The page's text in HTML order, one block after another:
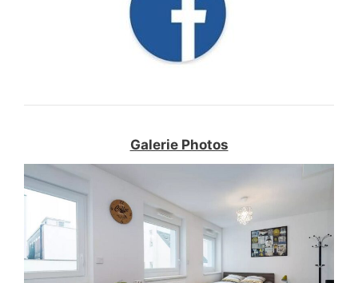
Galerie Photos